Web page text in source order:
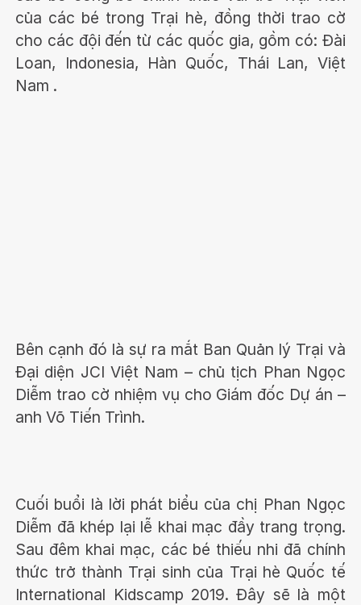
của các bé trong Trại hè, đồng thời trao cờ
cho các đội đến từ các quốc gia, gồm có: Đài
Loan, Indonesia, Hàn Quốc, Thái Lan, Việt
Nam .
Bên cạnh đó là sự ra mắt Ban Quản lý Trại và
Đại diện JCI Việt Nam – chủ tịch Phan Ngọc
Diễm trao cờ nhiệm vụ cho Giám đốc Dự án –
anh Võ Tiến Trình.
Cuối buổi là lời phát biểu của chị Phan Ngọc
Diễm đã khép lại lễ khai mạc đầy trang trọng.
Sau đêm khai mạc, các bé thiếu nhi đã chính
thức trở thành Trại sinh của Trại hè Quốc tế
International Kidscamp 2019. Đây sẽ là một